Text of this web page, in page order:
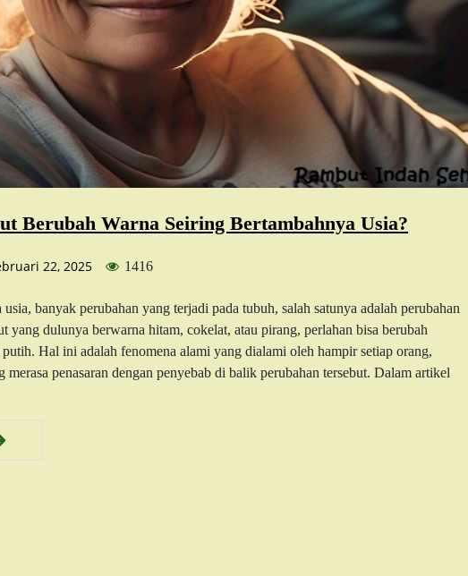
Berubah Warna Seiring Bertambahnya Usia?
22, 2025 1416
banyak perubahan yang terjadi pada tubuh, salah satunya adalah perubahan
yang dulunya berwarna hitam, cokelat, atau pirang, perlahan bisa berubah
Hal ini adalah fenomena alami yang dialami oleh hampir setiap orang,
merasa penasaran dengan penyebab di balik perubahan tersebut. Dalam artikel